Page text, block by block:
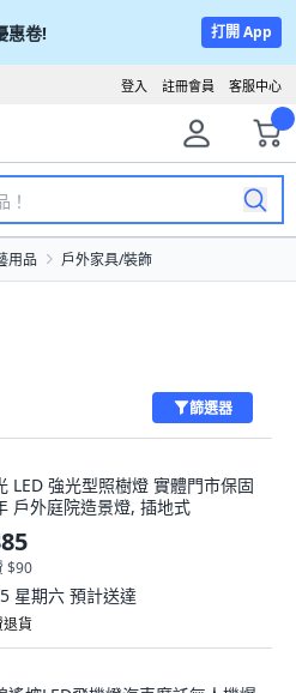
惠卷! 打開 App
客服中心
註冊會員
登入
用品 戶外家具/裝飾
篩選器
LED 強光型照樹燈 實體門市保固
戶外庭院造景燈, 插地式
$90
星期六 預計送達
退貨